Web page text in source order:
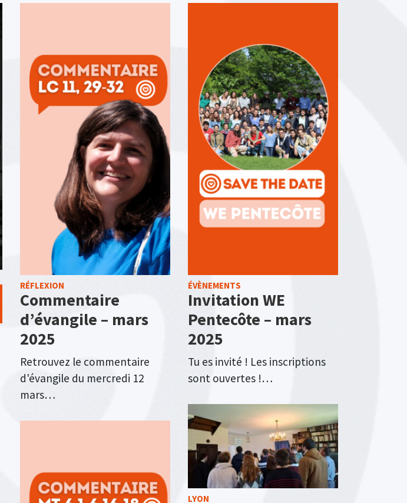
RÉFLEXION
Commentaire
d’évangile – mars
2025
Retrouvez le commentaire
d'évangile du mercredi 12
mars…
ÉVÈNEMENTS
Invitation WE
Pentecôte – mars
2025
Tu es invité ! Les inscriptions
sont ouvertes !…
LYON